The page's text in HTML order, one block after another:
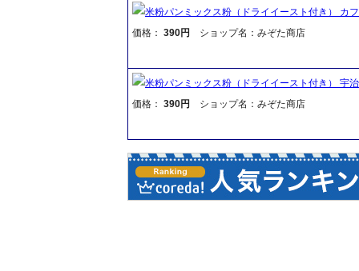
米粉パンミックス粉（ドライイースト付き） カ
価格： 390円 ショップ名：みぞた商店
米粉パンミックス粉（ドライイースト付き） 宇
価格： 390円 ショップ名：みぞた商店